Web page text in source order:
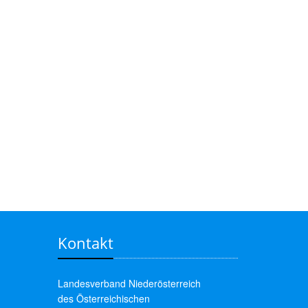
Kontakt
Landesverband Niederösterreich
des Österreichischen